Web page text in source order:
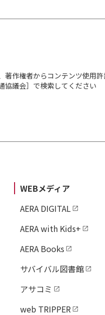
作権者からコンテンツ使用
協議会］で検索してください
WEBメディア
AERA DIGITAL
AERA with Kids+
AERA Books
サバイバル図書館
アサコミ
web TRIPPER